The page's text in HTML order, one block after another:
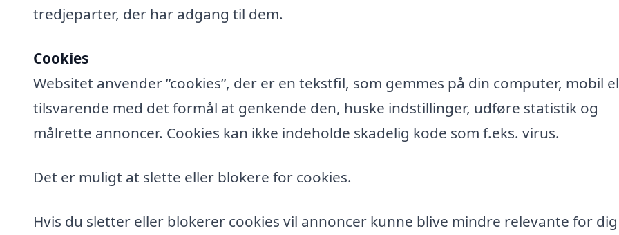
tredjeparter, der har adgang til dem.
Cookies
Websitet anvender ”cookies”, der er en tekstfil, som gemmes på din computer, mobil
tilsvarende med det formål at genkende den, huske indstillinger, udføre statistik og
målrette annoncer. Cookies kan ikke indeholde skadelig kode som f.eks. virus.
Det er muligt at slette eller blokere for cookies.
Hvis du sletter eller blokerer cookies vil annoncer kunne blive mindre relevante for